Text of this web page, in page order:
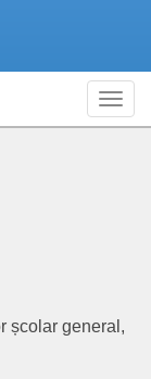
școlar general,